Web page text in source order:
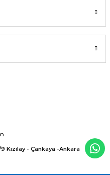
Kızılay - Çankaya -Ankara